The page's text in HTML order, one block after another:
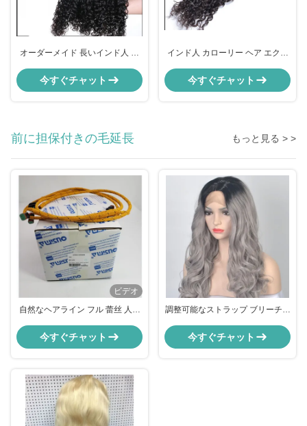
オーダーメイド 長いインド人 カ
ストレート 人髪
今すぐチャット
インド人 カローリー ヘア エクス
ル 蕾丝 パーグ 人髪
今すぐチャット
前に担保付きの毛延長 もっと見る > >
ビデオ
自然なヘアライン フル 蕾丝 人髪
子 abc
今すぐチャット
調整可能なストラップ ブリーチノ
リボンドヘアエクステンション
今すぐチャット